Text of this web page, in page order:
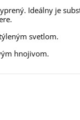
Ideálny je
svetlom.
hnojivom.